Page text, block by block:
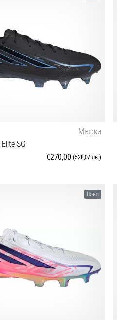
Мъжки
SG
€270,00 (528,07 лв.)
41⅓ 42 42⅔ 43⅓ 44 44⅔ 45⅓ 46
Ново